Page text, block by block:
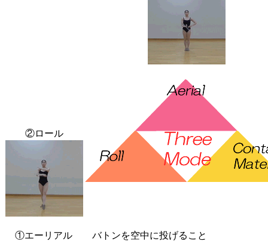
②ロール
①エーリアル
バトンを空中に投げること